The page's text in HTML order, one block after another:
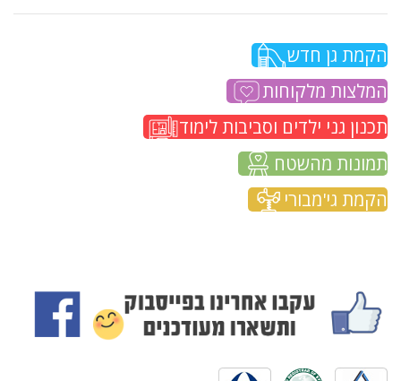
הקמת גן חדש
המלצות מלקוחות
תכנון גני ילדים וסביבות לימוד
תמונות מהשטח
הקמת גי'מבורי